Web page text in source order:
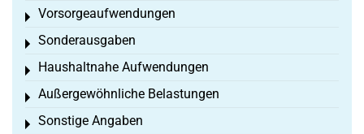
Vorsorgeaufwendungen
Toggle menu
Sonderausgaben
Toggle menu
Haushaltnahe Aufwendungen
Toggle menu
Außergewöhnliche Belastungen
Toggle menu
Sonstige Angaben
Toggle menu